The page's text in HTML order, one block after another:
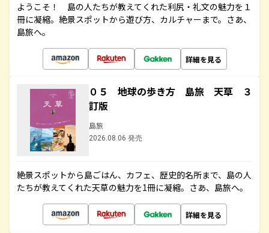
ようこそ！ 島の人たちが教えてくれた利尻・礼文の魅力を１
冊に凝縮。絶景スポットから遊び方、カルチャーまで。さあ、
島旅へ。
詳細を見る
０５ 地球の歩き方 島旅 天草 ３
訂版
島旅
2026.08.06 発売
絶景スポットから島ごはん、カフェ、歴史的名所まで、島の人
たちが教えてくれた天草の魅力を1冊に凝縮。さあ、島旅へ。
詳細を見る